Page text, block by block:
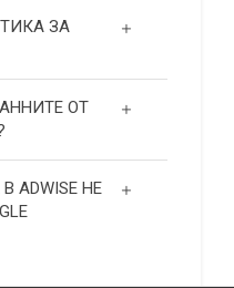
ЗА
ОТ
ADWISE НЕ